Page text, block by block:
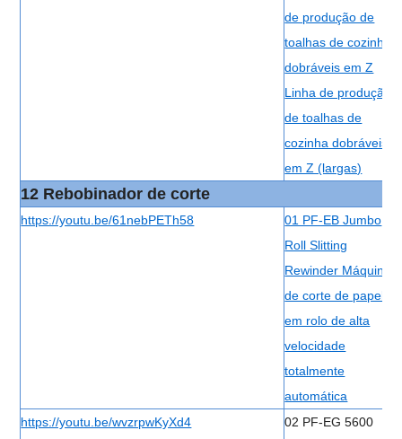
de produção de
toalhas de cozinha
dobráveis ​​em Z
Linha de produção
de toalhas de
cozinha dobráveis ​​
em Z (largas)
12 Rebobinador de corte
https://youtu.be/61nebPETh58
01 PF-EB Jumbo
Roll Slitting
Rewinder Máquina
de corte de papel
em rolo de alta
velocidade
totalmente
automática
https://youtu.be/wvzrpwKyXd4
02 PF-EG 5600